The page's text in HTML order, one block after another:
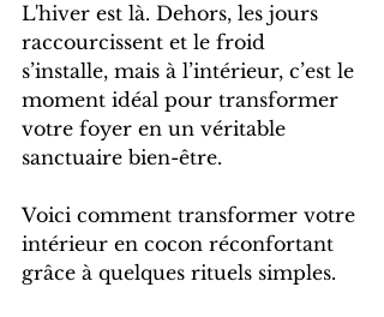
L'hiver est là. Dehors, les jours
raccourcissent et le froid
s’installe, mais à l’intérieur, c’est le
moment idéal pour transformer
votre foyer en un véritable
sanctuaire bien-être.
Voici comment transformer votre
intérieur en cocon réconfortant
grâce à quelques rituels simples.